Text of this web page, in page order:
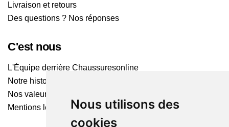
Nous utilisons des
cookies
Livraison et retours
Des questions ? Nos réponses
C'est nous
L'Équipe derrière Chaussuresonline
Notre histoire
Nos valeurs
Mentions légales